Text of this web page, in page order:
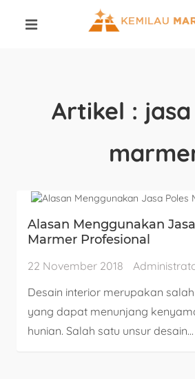
Artikel :
Alasan Menggunakan
Marmer Profesional
22 November 2018
Desain interior merupakan
yang dapat menunjang
hunian. Salah satu unsur desain...